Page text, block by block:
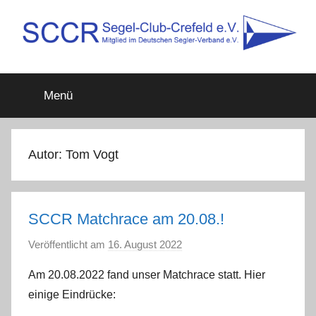
Inhalt
SCCR
e.V.
Deutschen
Segler-
Verband
Menü
Autor: Tom Vogt
SCCR Matchrace am 20.08.!
Veröffentlicht am 16. August 2022
n
Am 20.08.2022 fand unser Matchrace statt. Hier
einige Eindrücke: